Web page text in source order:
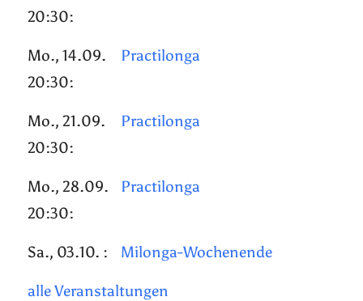
20:30:
Mo., 14.09.
20:30:
Practilonga
Mo., 21.09.
20:30:
Practilonga
Mo., 28.09.
20:30:
Practilonga
Sa., 03.10. : Milonga-Wochenende
alle Veranstaltungen